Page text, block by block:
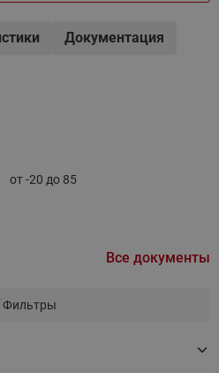
Документация
от -20 до 85
Все документы
Фильтры